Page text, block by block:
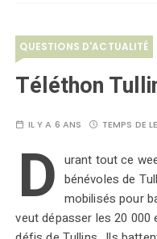
QUESTIONS D'ACTUALITÉ
Téléthon
IL Y A 6 ANS TEMPS DE
D urant tout ce
bénévoles de
mobilisés pour
veut dépasser les 20 000